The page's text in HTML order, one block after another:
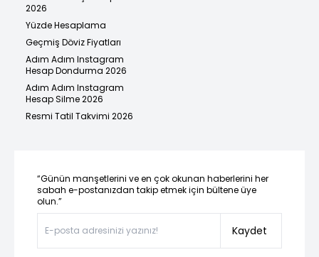
2026
Yüzde Hesaplama
Geçmiş Döviz Fiyatları
Adım Adım Instagram
Hesap Dondurma 2026
Adım Adım Instagram
Hesap Silme 2026
Resmi Tatil Takvimi 2026
“Günün manşetlerini ve en çok okunan haberlerini her
sabah e-postanızdan takip etmek için bültene üye
olun.”
Kaydet